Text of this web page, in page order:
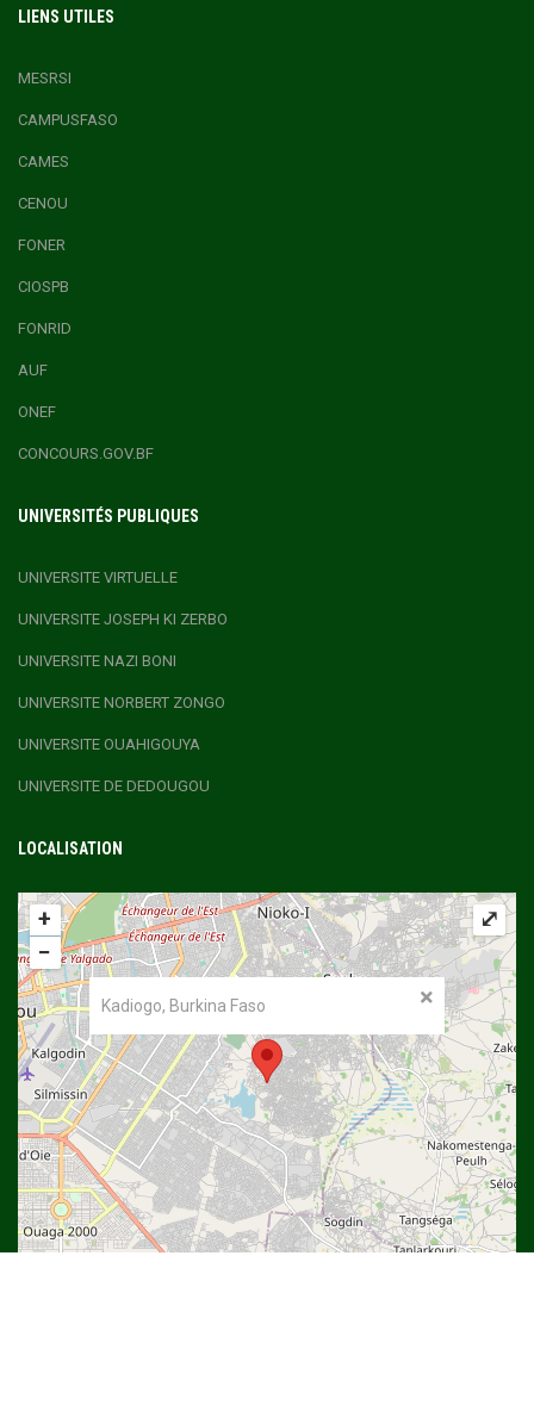
LIENS UTILES
MESRSI
CAMPUSFASO
CAMES
CENOU
FONER
CIOSPB
FONRID
AUF
ONEF
CONCOURS.GOV.BF
UNIVERSITÉS PUBLIQUES
UNIVERSITE VIRTUELLE
UNIVERSITE JOSEPH KI ZERBO
UNIVERSITE NAZI BONI
UNIVERSITE NORBERT ZONGO
UNIVERSITE OUAHIGOUYA
UNIVERSITE DE DEDOUGOU
LOCALISATION
Kadiogo, Burkina Faso
+
−
⤢